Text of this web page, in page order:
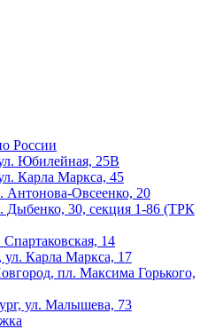
России
Юбилейная, 25В
Карла Маркса, 45
Антонова-Овсеенко, 20
Дыбенко, 30, секция 1-86 (ТРК
Спартаковская, 14
ул. Карла Маркса, 17
пл. Максима Горького,
ул. Малышева, 73